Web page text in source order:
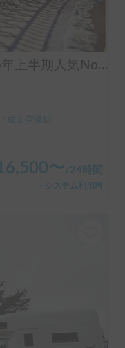
🎁3300円割引クーポン🥇25年上半期人気No.1「動くログハウス🪵」【カップルに大人気✨】【ペット旅🐕】📌内容充実なのに格安の「オリジナル保険プラン」を準備👍
成田空港駅
〜/24時間
＋システム利用料